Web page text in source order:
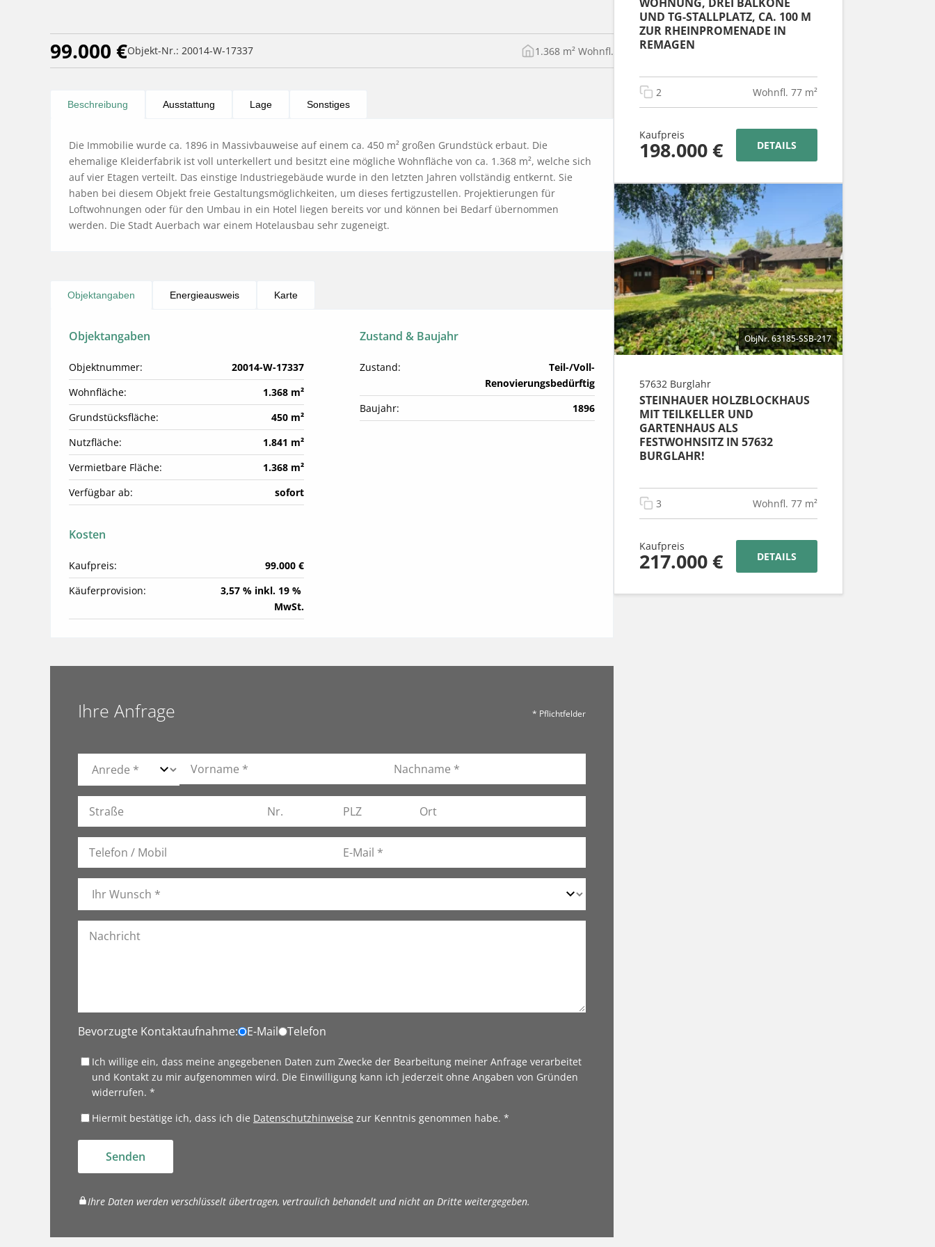
99.000 €Objekt-Nr.: 20014-W-17337 1.368 m² Wohnfl.
Beschreibung Ausstattung Lage Sonstiges
Die Immobilie wurde ca. 1896 in Massivbauweise auf einem ca. 450 m² großen Grundstück erbaut. Die
ehemalige Kleiderfabrik ist voll unterkellert und besitzt eine mögliche Wohnfläche von ca. 1.368 m², welche sich
auf vier Etagen verteilt. Das einstige Industriegebäude wurde in den letzten Jahren vollständig entkernt. Sie
haben bei diesem Objekt freie Gestaltungsmöglichkeiten, um dieses fertigzustellen. Projektierungen für
Loftwohnungen oder für den Umbau in ein Hotel liegen bereits vor und können bei Bedarf übernommen
werden. Die Stadt Auerbach war einem Hotelausbau sehr zugeneigt.
Objektangaben Energieausweis Karte
Objektangaben
Objektnummer:
20014-W-17337
Wohnfläche:
1.368 m²
Grundstücksfläche:
450 m²
Nutzfläche:
1.841 m²
Vermietbare Fläche:
1.368 m²
Verfügbar ab:
sofort
Kosten
Kaufpreis:
99.000 €
Käuferprovision:
3,57 % inkl. 19 %
MwSt.
Zustand & Baujahr
Zustand:
Teil-/Voll-
Renovierungsbedürftig
Baujahr:
1896
Ihre Anfrage * Pflichtfelder
Bevorzugte Kontaktaufnahme: E-Mail Telefon
Ich willige ein, dass meine angegebenen Daten zum Zwecke der Bearbeitung meiner Anfrage verarbeitet
und Kontakt zu mir aufgenommen wird. Die Einwilligung kann ich jederzeit ohne Angaben von Gründen
widerrufen. *
Hiermit bestätige ich, dass ich die Datenschutzhinweise zur Kenntnis genommen habe. *
Senden
Ihre Daten werden verschlüsselt übertragen, vertraulich behandelt und nicht an Dritte weitergegeben.
UND TG-STALLPLATZ, CA. 100 M
ZUR RHEINPROMENADE IN
REMAGEN
2 Wohnfl. 77 m²
Kaufpreis
198.000 € DETAILS
ObjNr. 63185-SSB-217
57632 Burglahr
STEINHAUER HOLZBLOCKHAUS
MIT TEILKELLER UND
GARTENHAUS ALS
FESTWOHNSITZ IN 57632
BURGLAHR!
3 Wohnfl. 77 m²
Kaufpreis
217.000 € DETAILS